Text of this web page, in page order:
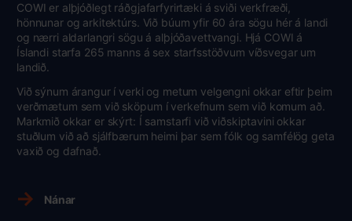
COWI er alþjóðlegt ráðgjafarfyrirtæki á sviði verkfræði,
hönnunar og arkitektúrs. Við búum yfir 60 ára sögu hér á landi
og nærri aldarlangri sögu á alþjóðavettvangi. Hjá COWI á
Íslandi starfa 265 manns á sex starfsstöðvum víðsvegar um
landið.
Við sýnum árangur í verki og metum velgengni okkar eftir þeim
verðmætum sem við sköpum í verkefnum sem við komum að.
Markmið okkar er skýrt: Í samstarfi við viðskiptavini okkar
stuðlum við að sjálfbærum heimi þar sem fólk og samfélög geta
vaxið og dafnað.
Nánar